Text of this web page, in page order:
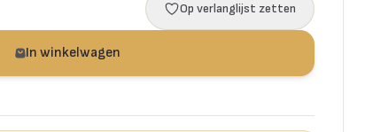
Op verlanglijst zetten
In winkelwagen